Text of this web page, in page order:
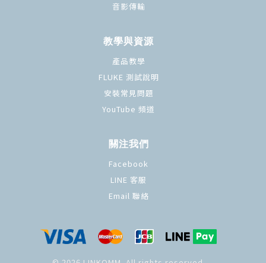
音影傳輸
教學與資源
產品教學
FLUKE 測試說明
安裝常見問題
YouTube 頻道
關注我們
Facebook
LINE 客服
Email 聯絡